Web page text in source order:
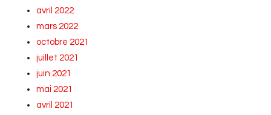
avril 2022
mars 2022
octobre 2021
juillet 2021
juin 2021
mai 2021
avril 2021